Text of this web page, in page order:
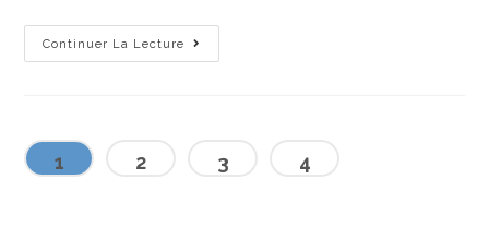
Continuer La Lecture
1 2 3 4